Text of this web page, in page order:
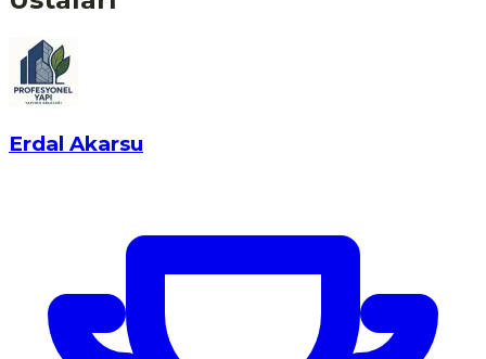
Erdal Akarsu